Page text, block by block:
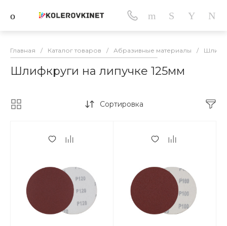
Главная / Каталог товаров / Абразивные материалы /
Шлифкруги на липучке 125мм
Сортировка